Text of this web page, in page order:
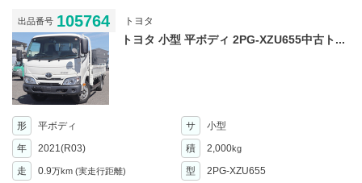
出品番号 105764 トヨタ
トヨタ 小型 平ボディ 2PG-XZU655中古ト...
形 平ボディ サ
小型
年
2021(R03) 積 2,000kg
走 0.9万km (実走行距離) 型
2PG-XZU655